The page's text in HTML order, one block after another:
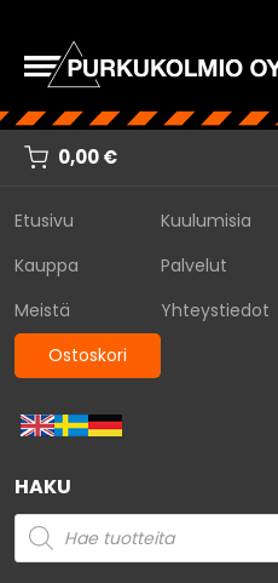
0,00€
Etusivu
Kuulumisia
Kauppa
Palvelut
Meistä
Yhteystiedot
Ostoskori
HAKU